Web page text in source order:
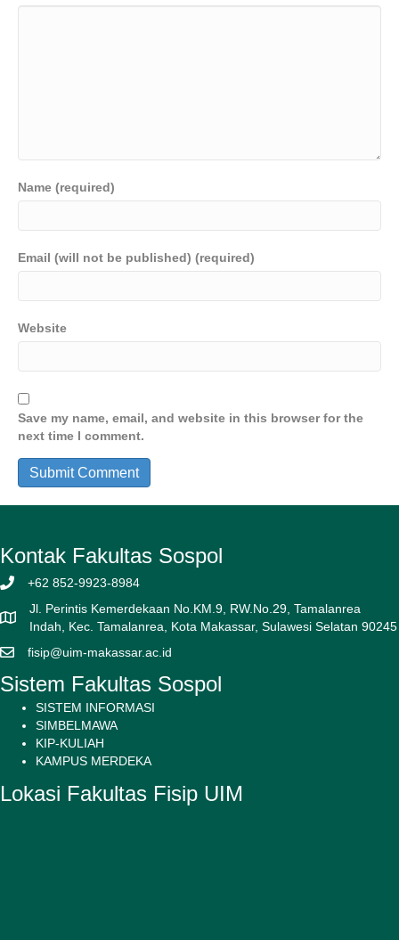
Name (required)
Email (will not be published) (required)
Website
Save my name, email, and website in this browser for the
next time I comment.
Kontak Fakultas Sospol
+62 852-9923-8984
Jl. Perintis Kemerdekaan No.KM.9, RW.No.29, Tamalanrea
Indah, Kec. Tamalanrea, Kota Makassar, Sulawesi Selatan 90245
fisip@uim-makassar.ac.id
Sistem Fakultas Sospol
SISTEM INFORMASI
SIMBELMAWA
KIP-KULIAH
KAMPUS MERDEKA
Lokasi Fakultas Fisip UIM